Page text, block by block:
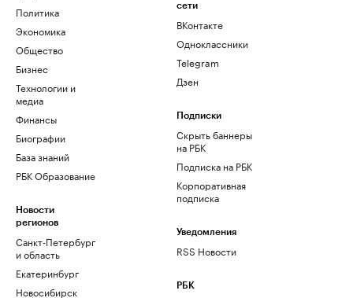
Политика
Экономика
Общество
Бизнес
Технологии и
медиа
Финансы
Биографии
База знаний
РБК Образование
Новости
регионов
Санкт-Петербург
и область
Екатеринбург
Новосибирск
сети
ВКонтакте
Одноклассники
Telegram
Дзен
Подписки
Скрыть баннеры
на РБК
Подписка на РБК
Корпоративная
подписка
Уведомления
RSS Новости
РБК